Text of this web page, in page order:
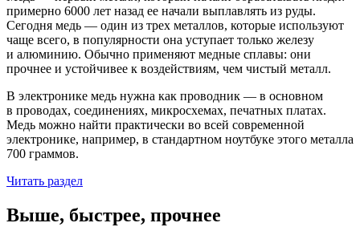
примерно 6000 лет назад ее начали выплавлять из руды.
Сегодня медь — один из трех металлов, которые используют
чаще всего, в популярности она уступает только железу
и алюминию. Обычно применяют медные сплавы: они
прочнее и устойчивее к воздействиям, чем чистый металл.
В электронике медь нужна как проводник — в основном
в проводах, соединениях, микросхемах, печатных платах.
Медь можно найти практически во всей современной
электронике, например, в стандартном ноутбуке этого металла
700 граммов.
Читать раздел
Выше, быстрее, прочнее